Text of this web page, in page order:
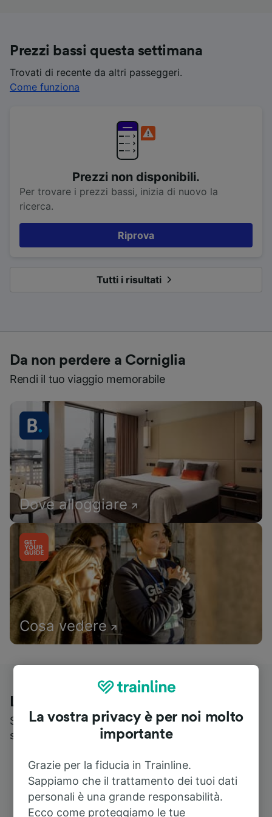
Prezzi bassi questa settimana
Trovati di recente da altri passeggeri.
Come funziona
Prezzi non disponibili.
Per trovare i prezzi bassi, inizia di nuovo la
ricerca.
Riprova
Tutti i risultati
Da non perdere a Corniglia
Rendi il tuo viaggio memorabile
Dove alloggiare
Cosa vedere
Le recensioni dei nostri viaggiatori
Scopri cosa pensa realmente chi utilizza i nostri
servizi
La vostra privacy è per noi molto
importante
Grazie per la fiducia in Trainline.
Sappiamo che il trattamento dei tuoi dati
personali è una grande responsabilità.
Ecco come proteggiamo le tue